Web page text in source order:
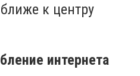
к центру
интернета